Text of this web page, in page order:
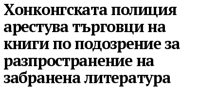
Хонконгската полиция
арестува търговци на
книги по подозрение за
разпространение на
забранена литература